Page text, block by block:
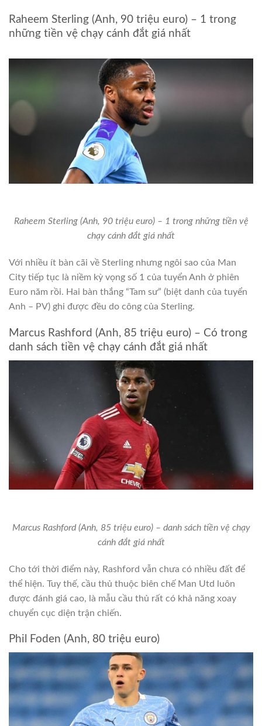
Raheem Sterling (Anh, 90 triệu euro) – 1 trong
những tiền vệ chạy cánh đắt giá nhất
Raheem Sterling (Anh, 90 triệu euro) – 1 trong những tiền vệ
chạy cánh đắt giá nhất
Với nhiều ít bàn cãi về Sterling nhưng ngôi sao của Man
City tiếp tục là niềm kỳ vọng số 1 của tuyển Anh ở phiên
Euro năm rồi. Hai bàn thắng “Tam sư” (biệt danh của tuyển
Anh – PV) ghi được đều do công của Sterling.
Marcus Rashford (Anh, 85 triệu euro) – Có trong
danh sách tiền vệ chạy cánh đắt giá nhất
Marcus Rashford (Anh, 85 triệu euro) – danh sách tiền vệ chạy
cánh đắt giá nhất
Cho tới thời điểm này, Rashford vẫn chưa có nhiều đất để
thể hiện. Tuy thế, cầu thủ thuộc biên chế Man Utd luôn
được đánh giá cao, là mẫu cầu thủ rất có khả năng xoay
chuyển cục diện trận chiến.
Phil Foden (Anh, 80 triệu euro)